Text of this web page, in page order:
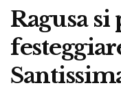
Ragusa si